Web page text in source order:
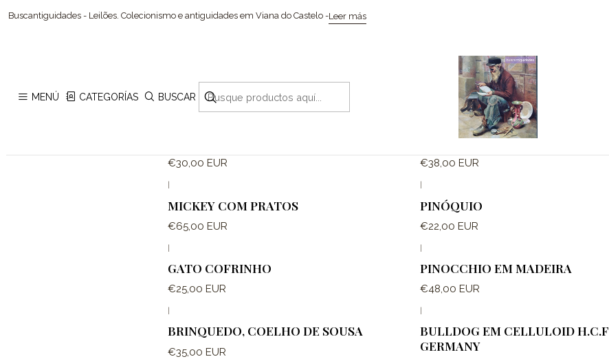
MENÚ CATEGORÍAS BUSCAR
Buscantiguidades - Leilões. Colecionismo e antiguidades em Viana do Castelo -Leer más
Inicio
Brinquedos
€30,00 EUR
PALHAÇO
€38,00 EUR
MICKEY COM PRATOS
€65,00 EUR
PINÓQUIO
€22,00 EUR
|
GATO COFRINHO
€25,00 EUR
|
PINOCCHIO EM MADEIRA
€48,00 EUR
BRINQUEDO, COELHO DE SOUSA
€35,00 EUR
BULLDOG EM CELLULOID H.C.F
GERMANY